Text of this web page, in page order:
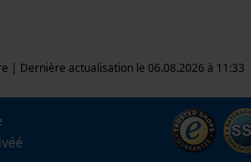
| Dernière actualisation le 06.08.2026 à 11:33